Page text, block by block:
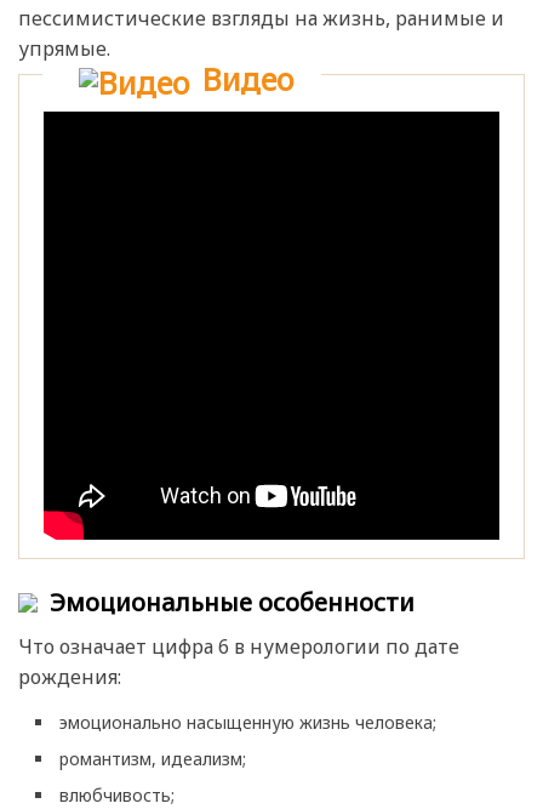
пессимистические взгляды на жизнь, ранимые и
упрямые.
Видео
Эмоциональные особенности
Что означает цифра 6 в нумерологии по дате
рождения:
эмоционально насыщенную жизнь человека;
романтизм, идеализм;
влюбчивость;